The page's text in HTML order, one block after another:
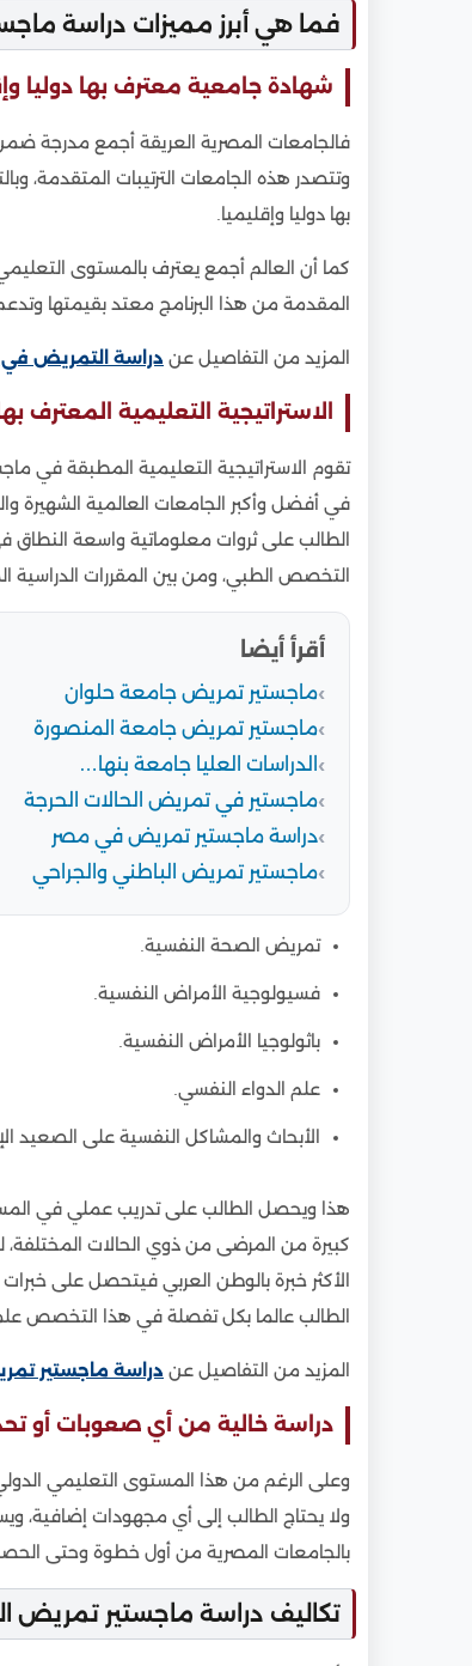
فما هي أبرز مميزات دراسة
شهادة جامعية معترف بها دوليا
فالجامعات المصرية العريقة أجمع مدرجة ضمن
وتتصدر هذه الجامعات الترتيبات المتقدمة،
بها دوليا وإقليميا.
كما أن العالم أجمع يعترف بالمستوى
المقدمة من هذا البرنامج معتد بقيمتها
المزيد من التفاصيل عن دراسة التمريض
الاستراتيجية التعليمية المعترف
تقوم الاستراتيجية التعليمية المطبقة في
في أفضل وأكبر الجامعات العالمية الشهيرة
الطالب على ثروات معلوماتية واسعة
التخصص الطبي، ومن بين المقررات الدراسية
أقرأ أيضا
ماجستير تمريض جامعة حلوان
ماجستير تمريض جامعة المنصورة
الدراسات العليا جامعة بنها…
ماجستير في تمريض الحالات الحرجة
دراسة ماجستير تمريض في مصر
ماجستير تمريض الباطني والجراحي
تمريض الصحة النفسية.
فسيولوجية الأمراض النفسية.
باثولوجيا الأمراض النفسية.
علم الدواء النفسي.
الأبحاث والمشاكل النفسية على الصعيد
هذا ويحصل الطالب على تدريب عملي في
كبيرة من المرضى من ذوي الحالات
الأكثر خبرة بالوطن العربي فيتحصل على
الطالب عالما بكل تفصلة في هذا التخصص
المزيد من التفاصيل عن دراسة ماجستير
دراسة خالية من أي صعوبات أو
وعلى الرغم من هذا المستوى التعليمي الدولي
ولا يحتاج الطالب إلى أي مجهودات إضافية،
بالجامعات المصرية من أول خطوة وحتى
تكاليف دراسة ماجستير تمريض